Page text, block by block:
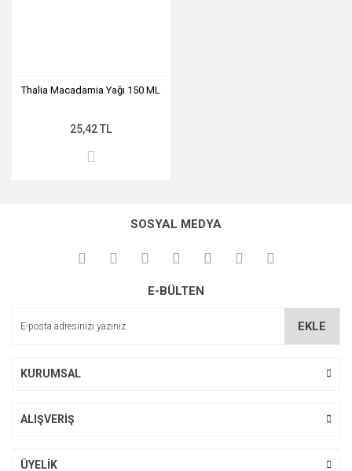
Thalia Macadamia Yağı 150 ML
25,42 TL
SOSYAL MEDYA
E-BÜLTEN
EKLE
KURUMSAL
ALIŞVERİŞ
ÜYELİK